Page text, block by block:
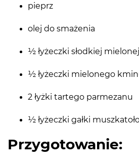
pieprz
olej do smażenia
½ łyżeczki słodkiej
½ łyżeczki mielonego
2 łyżki tartego parmezanu
½ łyżeczki gałki
Przygotowanie: